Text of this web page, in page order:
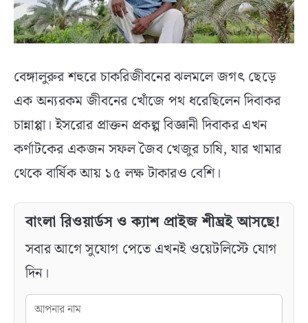
বেঙ্গালুরুর শহুরে চাকরিজীবনের ঝলমলে জগৎ ছেড়ে
এক অন্যরকম জীবনের খোঁজে পথ ধরেছিলেন দিবাকর
চান্নাপ্পা। ইসরোর প্রাক্তন প্রকল্প বিজ্ঞানী দিবাকর এখন
কর্ণাটকের একজন সফল জৈব খেজুর চাষি, যার খামার
থেকে বার্ষিক আয় ১৫ লক্ষ টাকারও বেশি।
বাংলা রিওয়ার্ডস ও ক্যাশ প্রাইজ শীঘ্রই আসছে!
সবার আগে সুযোগ পেতে এখনই ওয়েটলিস্টে যোগ
দিন।